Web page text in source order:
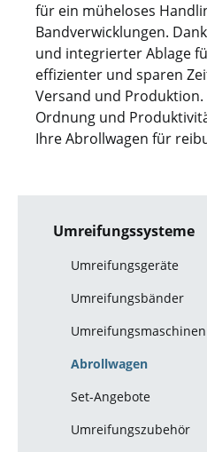
für ein müheloses
Bandverwicklungen.
und integrierter Ablage
effizienter und sparen
Versand und Produktion.
Ordnung und
Ihre Abrollwagen für
Umreifungssysteme
Umreifungsgeräte
Umreifungsbänder
Umreifungsmaschinen
Abrollwagen
Set-Angebote
Umreifungszubehör